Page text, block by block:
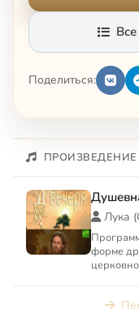
Поделиться:
ПРОИЗВЕДЕНИЕ
Лука
форме